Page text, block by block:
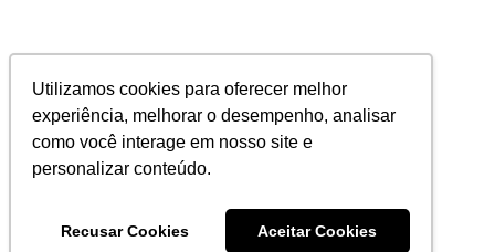
Utilizamos cookies para oferecer melhor
experiência, melhorar o desempenho, analisar
como você interage em nosso site e
personalizar conteúdo.
Recusar Cookies Aceitar Cookies